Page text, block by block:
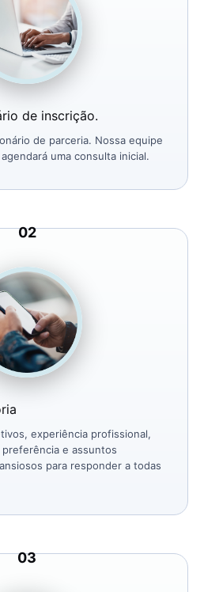
de inscrição.
de parceria. Nossa equipe
uma consulta inicial.
experiência profissional,
e assuntos
para responder a todas